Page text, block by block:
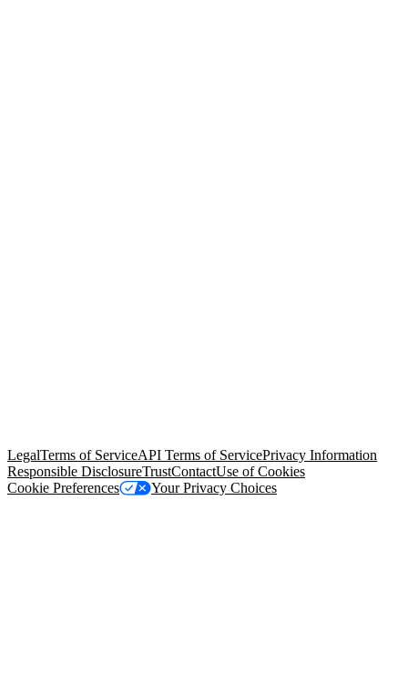
LegalTerms of ServiceAPI Terms of ServicePrivacy Information
Responsible DisclosureTrustContactUse of Cookies
Cookie Preferences
Your Privacy Choices